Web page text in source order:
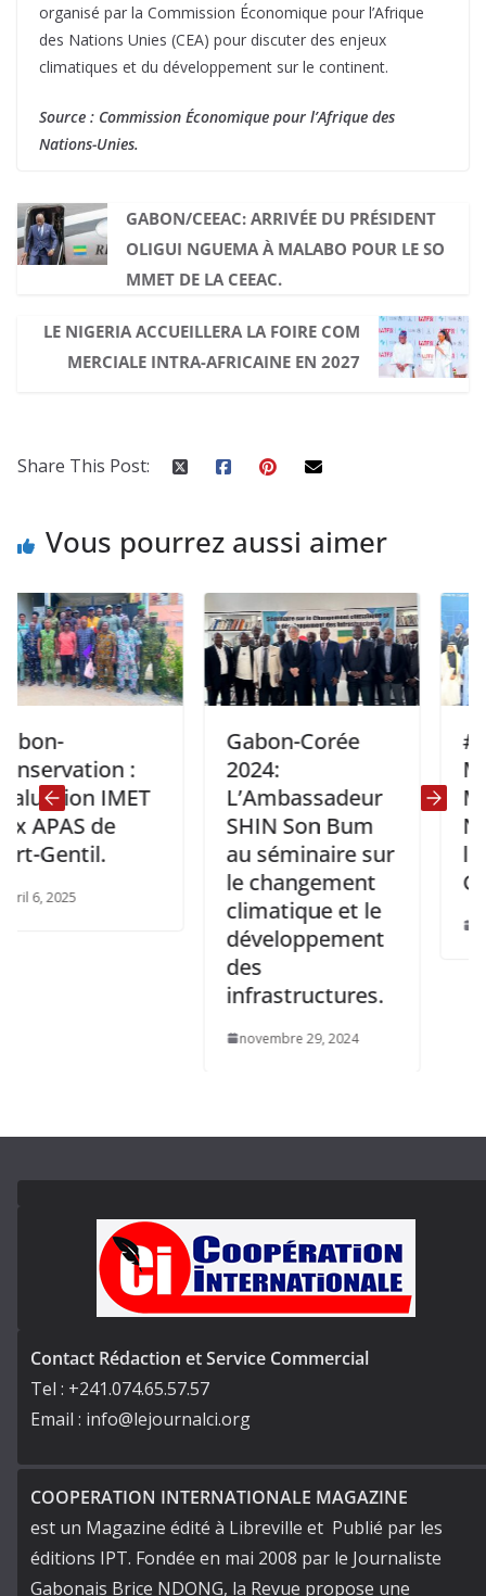
organisé par la Commission Économique pour l’Afrique
des Nations Unies (CEA) pour discuter des enjeux
climatiques et du développement sur le continent.
Source : Commission Économique pour l’Afrique des
Nations-Unies.
GABON/CEEAC: ARRIVÉE DU PRÉSIDENT
OLIGUI NGUEMA À MALABO POUR LE SO
MMET DE LA CEEAC.
LE NIGERIA ACCUEILLERA LA FOIRE COM
MERCIALE INTRA-AFRICAINE EN 2027
Share This Post:
Vous pourrez aussi aimer
:
IMET
de
Gabon-Corée
L’Ambassadeur
SHIN Son Bum
au séminaire sur
le changement
climatique et le
développement
infrastructures.
novembre 29, 2024
Ministre
les
Gabon
décembre
Contact Rédaction et Service Commercial
Tel : +241.074.65.57.57
Email : info@lejournalci.org
COOPERATION INTERNATIONALE MAGAZINE
est un Magazine édité à Libreville et Publié par les
éditions IPT. Fondée en mai 2008 par le Journaliste
Gabonais Brice NDONG, la Revue propose une